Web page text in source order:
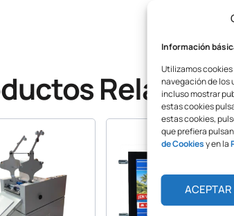
Información
Utilizamos
navegación de los
incluso mostrar
estas cookies
estas cookies,
que prefiera
de Cookiesy en la
ACEPTAR